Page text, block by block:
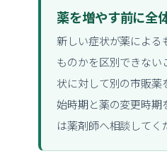
薬を増やす前に全
新しい症状が薬による
ものかを区別できない
状に対して別の市販薬
始時期と薬の変更時期
は薬剤師へ相談してく